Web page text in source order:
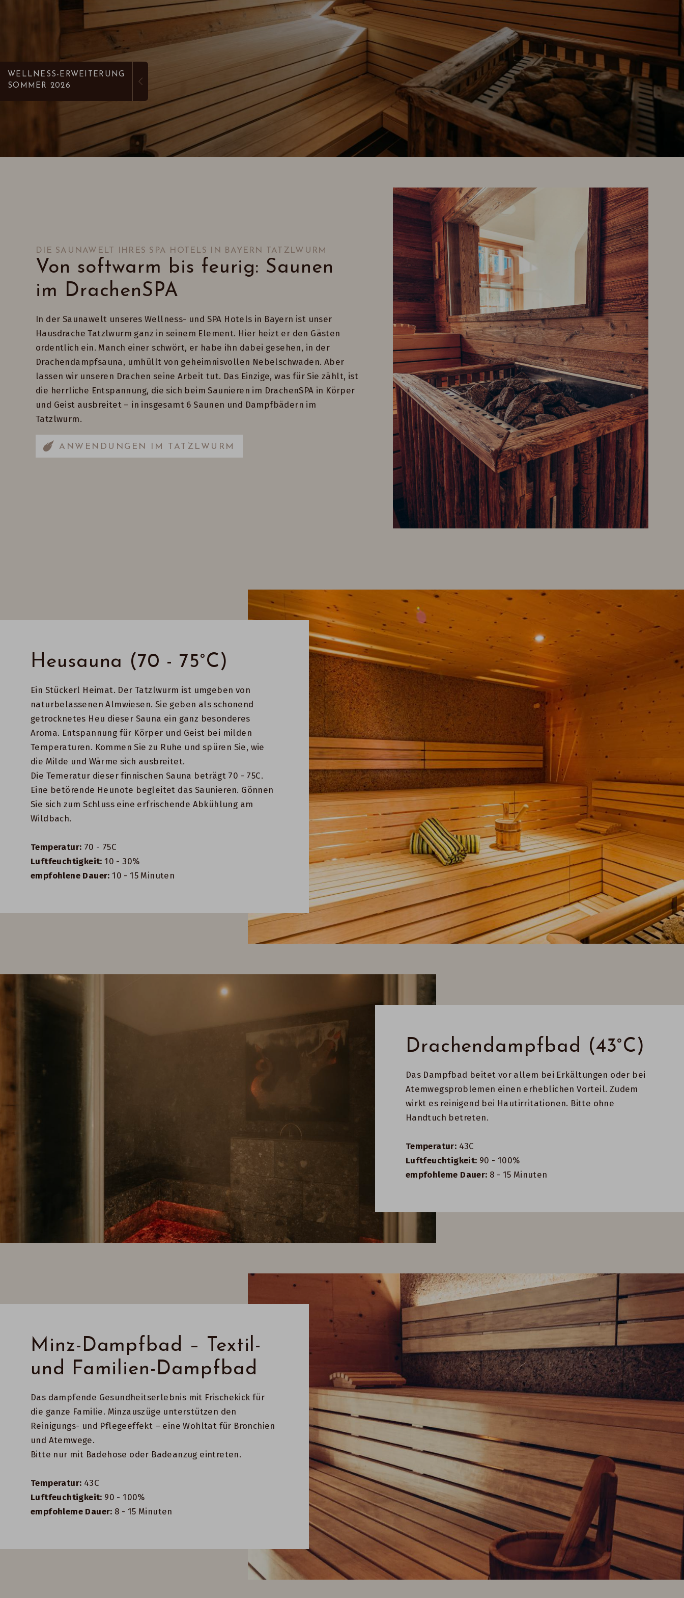
WELLNESS-ERWEITERUNG
SOMMER 2026
DIE SAUNAWELT IHRES SPA HOTELS IN BAYERN TATZLWURM
Von softwarm bis feurig: Saunen
im DrachenSPA
In der Saunawelt unseres Wellness- und SPA Hotels in Bayern ist unser
Hausdrache Tatzlwurm ganz in seinem Element. Hier heizt er den Gästen
ordentlich ein. Manch einer schwört, er habe ihn dabei gesehen, in der
Drachendampfsauna, umhüllt von geheimnisvollen Nebelschwaden. Aber
lassen wir unseren Drachen seine Arbeit tut. Das Einzige, was für Sie zählt, ist
die herrliche Entspannung, die sich beim Saunieren im DrachenSPA in Körper
und Geist ausbreitet – in insgesamt 6 Saunen und Dampfbädern im
Tatzlwurm.
ANWENDUNGEN IM TATZLWURM
Heusauna (70 - 75°C)
Ein Stückerl Heimat. Der Tatzlwurm ist umgeben von
naturbelassenen Almwiesen. Sie geben als schonend
getrocknetes Heu dieser Sauna ein ganz besonderes
Aroma. Entspannung für Körper und Geist bei milden
Temperaturen. Kommen Sie zu Ruhe und spüren Sie, wie
die Milde und Wärme sich ausbreitet.
Die Temeratur dieser finnischen Sauna beträgt 70 - 75C.
Eine betörende Heunote begleitet das Saunieren. Gönnen
Sie sich zum Schluss eine erfrischende Abkühlung am
Wildbach.
Temperatur: 70 - 75C
Luftfeuchtigkeit: 10 - 30%
empfohlene Dauer: 10 - 15 Minuten
Drachendampfbad (43°C)
Das Dampfbad beitet vor allem bei Erkältungen oder bei
Atemwegsproblemen einen erheblichen Vorteil. Zudem
wirkt es reinigend bei Hautirritationen. Bitte ohne
Handtuch betreten.
Temperatur: 43C
Luftfeuchtigkeit: 90 - 100%
empfohleme Dauer: 8 - 15 Minuten
Minz-Dampfbad – Textil-
und Familien-Dampfbad
Das dampfende Gesundheitserlebnis mit Frischekick für
die ganze Familie. Minzauszüge unterstützen den
Reinigungs- und Pflegeeffekt – eine Wohltat für Bronchien
und Atemwege.
Bitte nur mit Badehose oder Badeanzug eintreten.
Temperatur: 43C
Luftfeuchtigkeit: 90 - 100%
empfohleme Dauer: 8 - 15 Minuten